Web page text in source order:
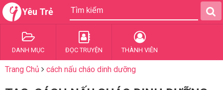
Yêu Trẻ
DANH MỤC ĐỌC TRUYỆN THÀNH VIÊN
Trang Chủ cách nấu cháo dinh dưỡng